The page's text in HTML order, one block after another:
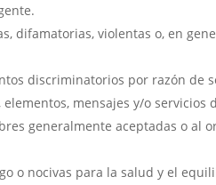
difamatorias, violentas o, en
discriminatorios por razón de
mensajes y/o servicios
generalmente aceptadas o
o nocivas para la salud y el